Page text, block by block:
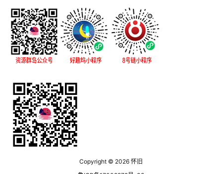
Copyright © 2026 怀旧